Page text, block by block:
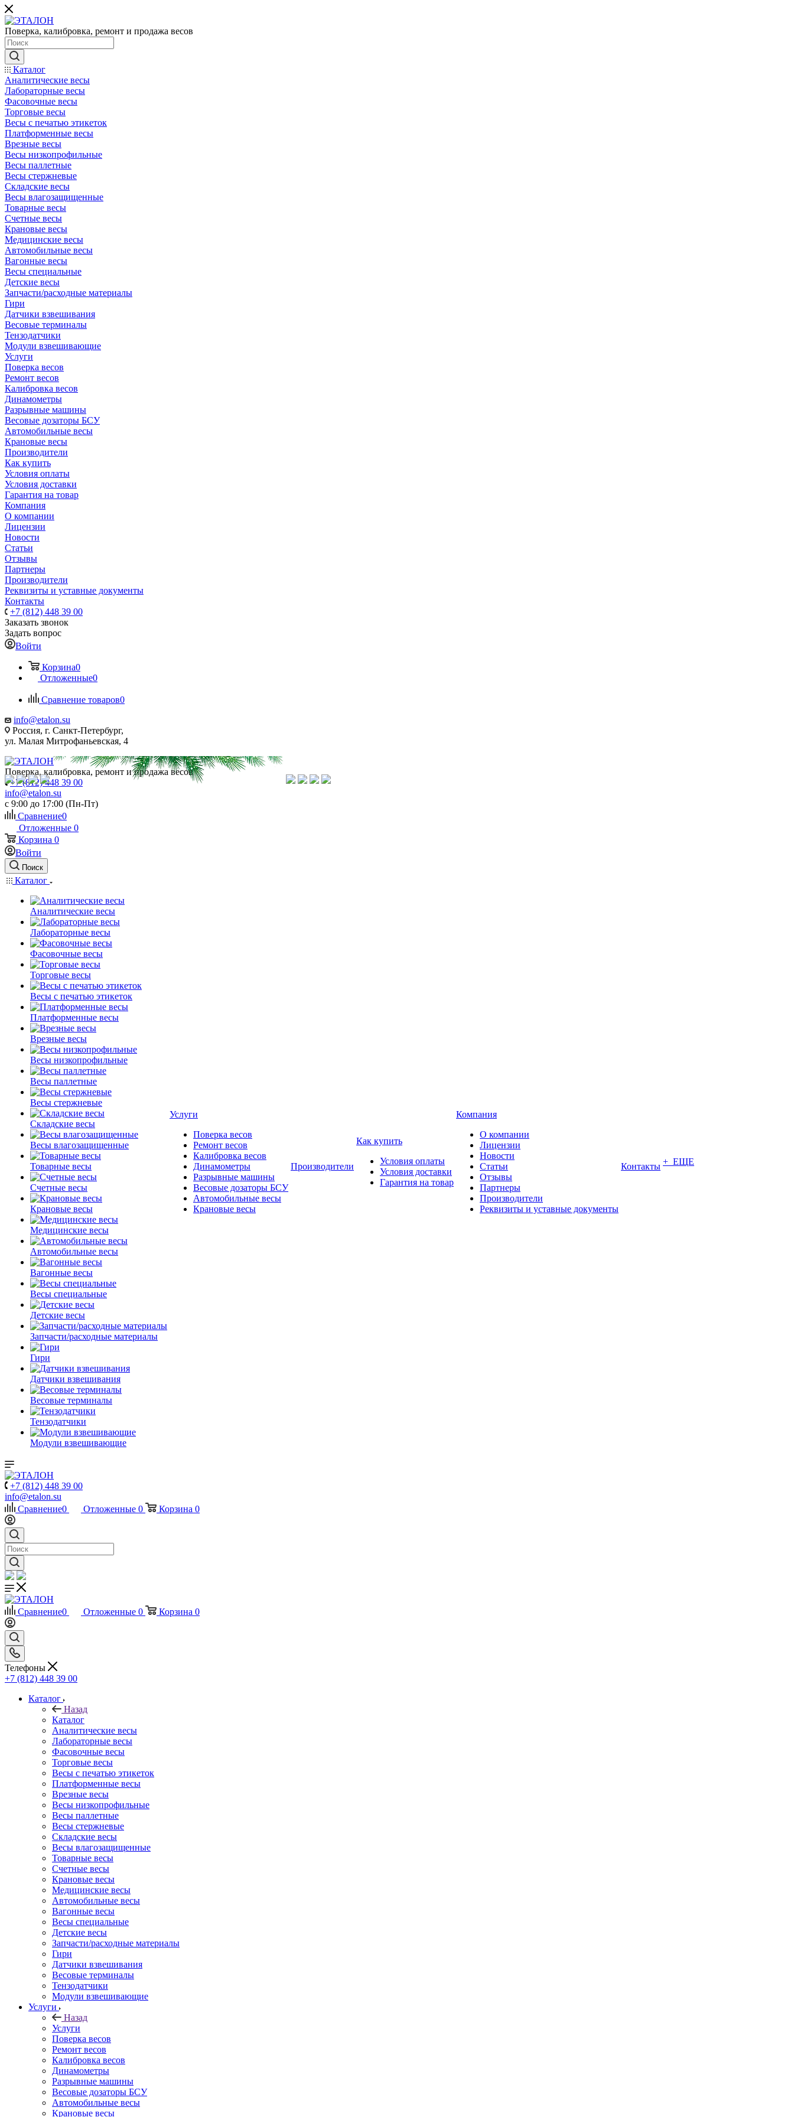
Поверка, калибровка, ремонт и продажа весов
Каталог
Аналитические весы
Лабораторные весы
Фасовочные весы
Торговые весы
Весы с печатью этикеток
Платформенные весы
Врезные весы
Весы низкопрофильные
Весы паллетные
Весы стержневые
Складские весы
Весы влагозащищенные
Товарные весы
Счетные весы
Крановые весы
Медицинские весы
Автомобильные весы
Вагонные весы
Весы специальные
Детские весы
Запчасти/расходные материалы
Гири
Датчики взвешивания
Весовые терминалы
Тензодатчики
Модули взвешивающие
Услуги
Поверка весов
Ремонт весов
Калибровка весов
Динамометры
Разрывные машины
Весовые дозаторы БСУ
Автомобильные весы
Крановые весы
Производители
Как купить
Условия оплаты
Условия доставки
Гарантия на товар
Компания
О компании
Лицензии
Новости
Статьи
Отзывы
Партнеры
Производители
Реквизиты и уставные документы
Контакты
+7 (812) 448 39 00
Заказать звонок
Задать вопрос
Войти
Корзина0
Отложенные0
Сравнение товаров0
info@etalon.su
Россия, г. Санкт-Петербург,
ул. Малая Митрофаньевская, 4
Поверка, калибровка, ремонт и продажа весов
+7 (812) 448 39 00
info@etalon.su
c 9:00 до 17:00 (Пн-Пт)
Сравнение0
Отложенные 0
Корзина 0
Войти
Поиск
Каталог
Аналитические весы
Лабораторные весы
Фасовочные весы
Торговые весы
Весы с печатью этикеток
Платформенные весы
Врезные весы
Весы низкопрофильные
Весы паллетные
Весы стержневые
Складские весы
Весы влагозащищенные
Товарные весы
Счетные весы
Крановые весы
Медицинские весы
Автомобильные весы
Вагонные весы
Весы специальные
Детские весы
Запчасти/расходные материалы
Гири
Датчики взвешивания
Весовые терминалы
Тензодатчики
Модули взвешивающие
Услуги
Поверка весов
Ремонт весов
Калибровка весов
Динамометры
Разрывные машины
Весовые дозаторы БСУ
Автомобильные весы
Крановые весы
Производители
Как купить
Условия оплаты
Условия доставки
Гарантия на товар
Компания
О компании
Лицензии
Новости
Статьи
Отзывы
Партнеры
Производители
Реквизиты и уставные документы
Контакты + ЕЩЕ
+7 (812) 448 39 00
info@etalon.su
Сравнение0 Отложенные 0 Корзина 0
Сравнение0 Отложенные 0 Корзина 0
Телефоны
+7 (812) 448 39 00
Каталог
Назад
Каталог
Аналитические весы
Лабораторные весы
Фасовочные весы
Торговые весы
Весы с печатью этикеток
Платформенные весы
Врезные весы
Весы низкопрофильные
Весы паллетные
Весы стержневые
Складские весы
Весы влагозащищенные
Товарные весы
Счетные весы
Крановые весы
Медицинские весы
Автомобильные весы
Вагонные весы
Весы специальные
Детские весы
Запчасти/расходные материалы
Гири
Датчики взвешивания
Весовые терминалы
Тензодатчики
Модули взвешивающие
Услуги
Назад
Услуги
Поверка весов
Ремонт весов
Калибровка весов
Динамометры
Разрывные машины
Весовые дозаторы БСУ
Автомобильные весы
Крановые весы